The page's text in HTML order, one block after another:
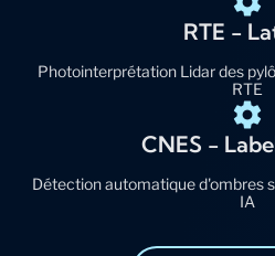
RTE -
Photointerprétation Lidar des
RTE
CNES -
Détection automatique d'ombres
IA